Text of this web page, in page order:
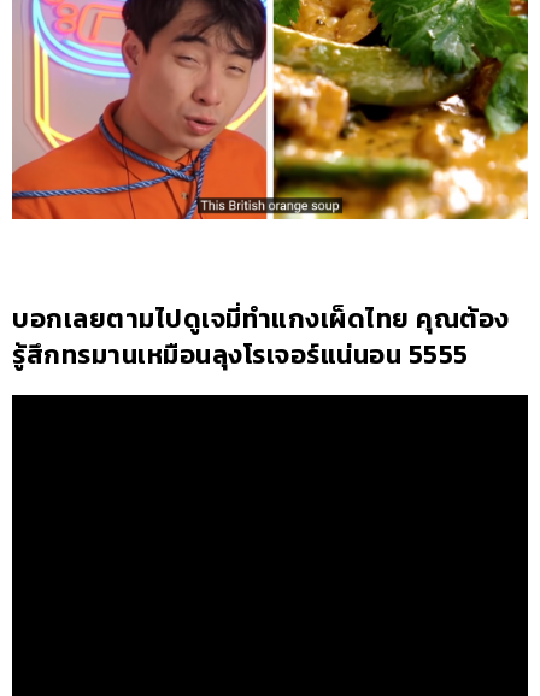
บอกเลยตามไปดูเจมี่ทำแกงเผ็ดไทย คุณต้อง
รู้สึกทรมานเหมือนลุงโรเจอร์แน่นอน 5555